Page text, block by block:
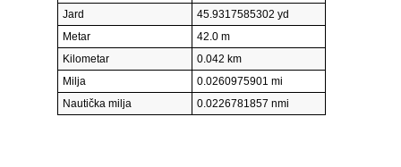
Jard
45.9317585302 yd
Metar
42.0 m
Kilometar
0.042 km
Milja
0.0260975901 mi
Nautička milja
0.0226781857 nmi